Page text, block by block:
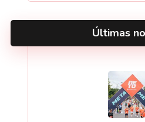
Últimas